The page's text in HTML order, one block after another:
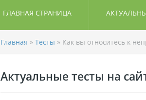
ГЛАВНАЯ СТРАНИЦА
Главная » Тесты » Как вы относитесь к
Актуальные тесты на